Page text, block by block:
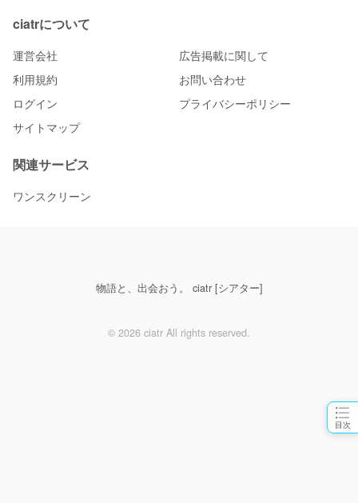
目次
ciatrについて
運営会社
広告掲載に関して
利用規約
お問い合わせ
ログイン
プライバシーポリシー
サイトマップ
関連サービス
ワンスクリーン
物語と、出会おう。 ciatr [シアター]
© 2026 ciatr All rights reserved.